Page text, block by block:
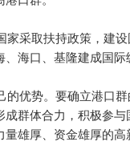
采取扶持政策，建设
海口、基隆建成国
优势。要确立港口
群体合力，积极参
雄厚、资金雄厚的